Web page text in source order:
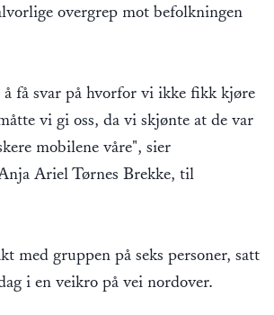
overgrep mot befolkningen
få svar på hvorfor vi ikke fikk kjøre
vi gi oss, da vi skjønte at de var
mobilene våre", sier
Ariel Tørnes Brekke, til
med gruppen på seks personer, satt
i en veikro på vei nordover.